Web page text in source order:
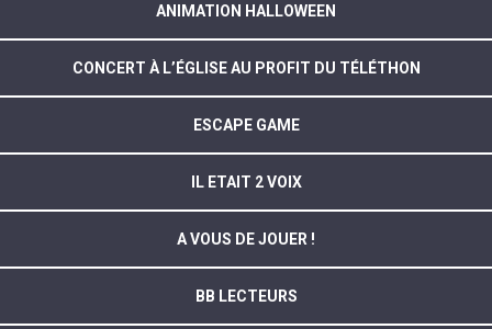
ANIMATION HALLOWEEN
CONCERT À L’ÉGLISE AU PROFIT DU TÉLÉTHON
ESCAPE GAME
IL ETAIT 2 VOIX
A VOUS DE JOUER !
BB LECTEURS